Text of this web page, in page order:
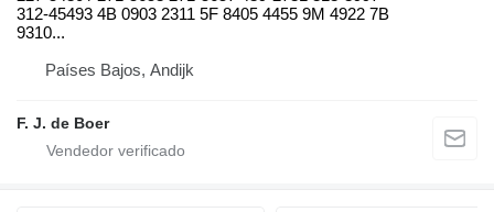
312-45493 4B 0903 2311 5F 8405 4455 9M 4922 7B
9310...
Países Bajos, Andijk
F. J. de Boer